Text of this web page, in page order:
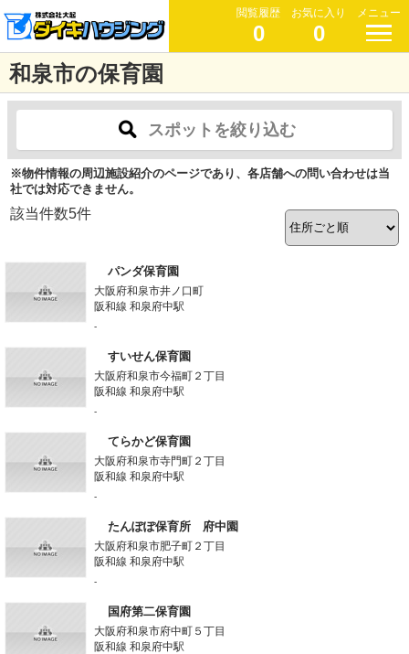
閲覧履歴
0
お気に入り
0
メニュー
和泉市の保育園
スポットを絞り込む
※物件情報の周辺施設紹介のページであり、各店舗への問い合わせは当
社では対応できません。
該当件数5件
パンダ保育園
大阪府和泉市井ノ口町
阪和線 和泉府中駅
-
すいせん保育園
大阪府和泉市今福町２丁目
阪和線 和泉府中駅
-
てらかど保育園
大阪府和泉市寺門町２丁目
阪和線 和泉府中駅
-
たんぽぽ保育所 府中園
大阪府和泉市肥子町２丁目
阪和線 和泉府中駅
-
国府第二保育園
大阪府和泉市府中町５丁目
阪和線 和泉府中駅